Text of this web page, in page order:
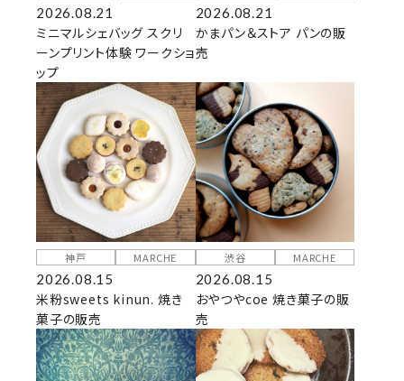
2026.08.21
ミニマルシェバッグ スクリ
ーンプリント体験 ワークショ
ップ
2026.08.21
かまパン＆ストア パンの販
売
神戸 MARCHE
2026.08.15
米粉sweets kinun. 焼き
菓子の販売
渋谷 MARCHE
2026.08.15
おやつやcoe 焼き菓子の販
売